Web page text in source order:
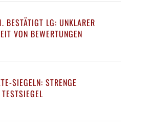
BESTÄTIGT LG: UNKLARER
VON BEWERTUNGEN
SIEGELN: STRENGE